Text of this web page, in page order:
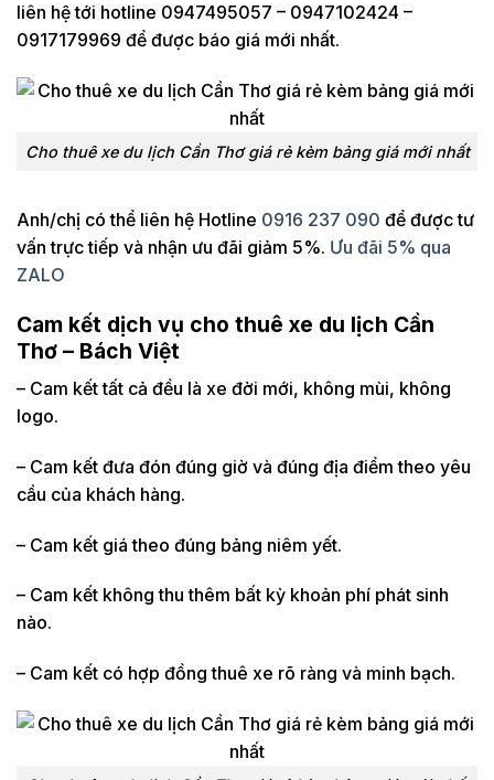
liên hệ tới hotline 0947495057 – 0947102424 –
0917179969 để được báo giá mới nhất.
Cho thuê xe du lịch Cần Thơ giá rẻ kèm bảng giá mới nhất
Anh/chị có thể liên hệ Hotline 0916 237 090 để được tư
vấn trực tiếp và nhận ưu đãi giảm 5%. Ưu đãi 5% qua
ZALO
Cam kết dịch vụ cho thuê xe du lịch Cần
Thơ – Bách Việt
– Cam kết tất cả đều là xe đời mới, không mùi, không
logo.
– Cam kết đưa đón đúng giờ và đúng địa điểm theo yêu
cầu của khách hàng.
– Cam kết giá theo đúng bảng niêm yết.
– Cam kết không thu thêm bất kỳ khoản phí phát sinh
nào.
– Cam kết có hợp đồng thuê xe rõ ràng và minh bạch.